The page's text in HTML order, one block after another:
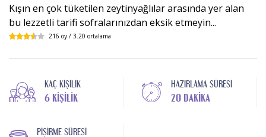
Kışın en çok tüketilen zeytinyağlılar arasında yer alan
bu lezzetli tarifi sofralarınızdan eksik etmeyin...
216 oy / 3.20 ortalama
KAÇ KIŞILIK
6 KIŞILIK
HAZIRLAMA SÜRESI
20 DAKIKA
PIŞIRME SÜRESI